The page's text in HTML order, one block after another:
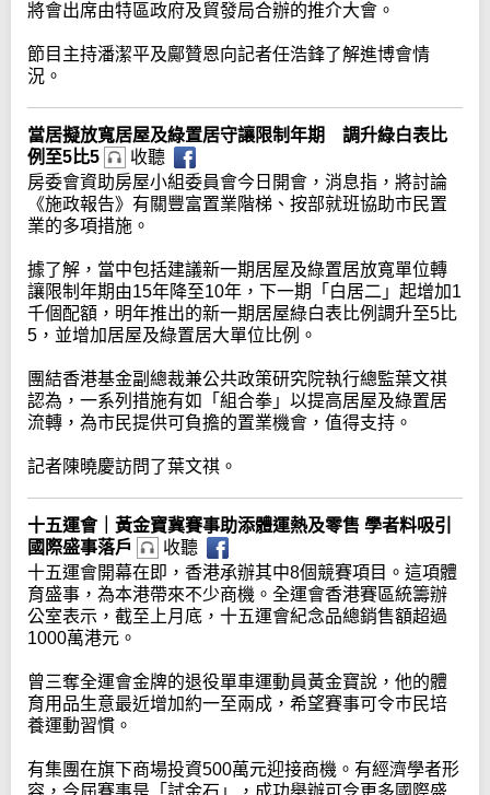
將會出席由特區政府及貿發局合辦的推介大會。
節目主持潘潔平及鄺贊恩向記者任浩鋒了解進博會情
況。
當居擬放寬居屋及綠置居守讓限制年期 調升綠白表比
例至5比5
收聽
房委會資助房屋小組委員會今日開會，消息指，將討論
《施政報告》有關豐富置業階梯、按部就班協助市民置
業的多項措施。
據了解，當中包括建議新一期居屋及綠置居放寬單位轉
讓限制年期由15年降至10年，下一期「白居二」起增加1
千個配額，明年推出的新一期居屋綠白表比例調升至5比
5，並增加居屋及綠置居大單位比例。
團結香港基金副總裁兼公共政策研究院執行總監葉文祺
認為，一系列措施有如「組合拳」以提高居屋及綠置居
流轉，為市民提供可負擔的置業機會，值得支持。
記者陳曉慶訪問了葉文祺。
十五運會｜黃金寶冀賽事助添體運熱及零售 學者料吸引
國際盛事落戶
收聽
十五運會開幕在即，香港承辦其中8個競賽項目。這項體
育盛事，為本港帶來不少商機。全運會香港賽區統籌辦
公室表示，截至上月底，十五運會紀念品總銷售額超過
1000萬港元。
曾三奪全運會金牌的退役單車運動員黃金寶說，他的體
育用品生意最近增加約一至兩成，希望賽事可令巿民培
養運動習慣。
有集團在旗下商場投資500萬元迎接商機。有經濟學者形